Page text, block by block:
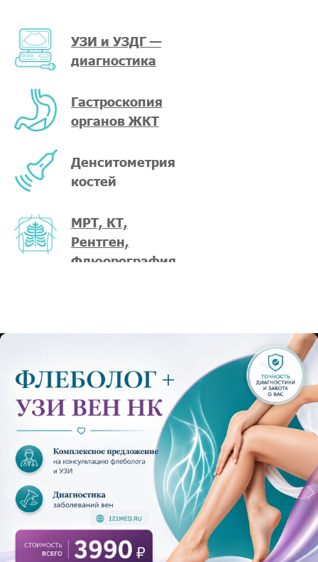
Денситометрия
костей
УЗИ и УЗДГ —
диагностика
Гастроскопия
органов ЖКТ
МРТ, КТ,
Рентген,
Флюорография
Акушер
гинеколог
Невролог
Терапевт Офтальмолог